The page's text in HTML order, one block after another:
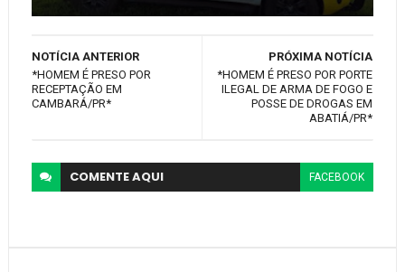
PRÓXIMA NOTÍCIA
*HOMEM É PRESO POR PORTE
ILEGAL DE ARMA DE FOGO E
POSSE DE DROGAS EM
ABATIÁ/PR*
NOTÍCIA ANTERIOR
*HOMEM É PRESO POR
RECEPTAÇÃO EM
CAMBARÁ/PR*
COMENTEAQUI FACEBOOK